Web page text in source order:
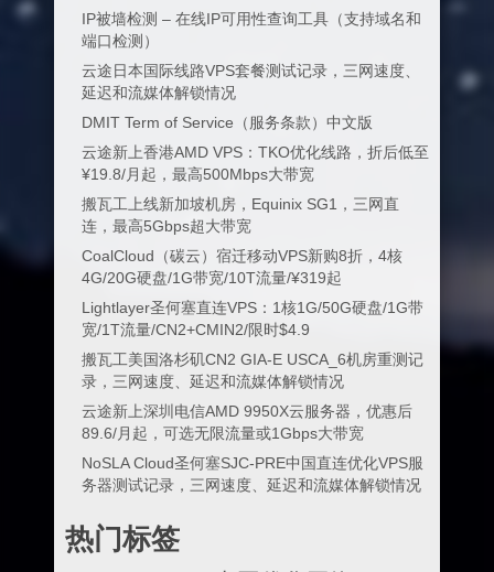
IP被墙检测 – 在线IP可用性查询工具（支持域名和
端口检测）
云途日本国际线路VPS套餐测试记录，三网速度、
延迟和流媒体解锁情况
DMIT Term of Service（服务条款）中文版
云途新上香港AMD VPS：TKO优化线路，折后低至
¥19.8/月起，最高500Mbps大带宽
搬瓦工上线新加坡机房，Equinix SG1，三网直
连，最高5Gbps超大带宽
CoalCloud（碳云）宿迁移动VPS新购8折，4核
4G/20G硬盘/1G带宽/10T流量/¥319起
Lightlayer圣何塞直连VPS：1核1G/50G硬盘/1G带
宽/1T流量/CN2+CMIN2/限时$4.9
搬瓦工美国洛杉矶CN2 GIA-E USCA_6机房重测记
录，三网速度、延迟和流媒体解锁情况
云途新上深圳电信AMD 9950X云服务器，优惠后
89.6/月起，可选无限流量或1Gbps大带宽
NoSLA Cloud圣何塞SJC-PRE中国直连优化VPS服
务器测试记录，三网速度、延迟和流媒体解锁情况
热门标签